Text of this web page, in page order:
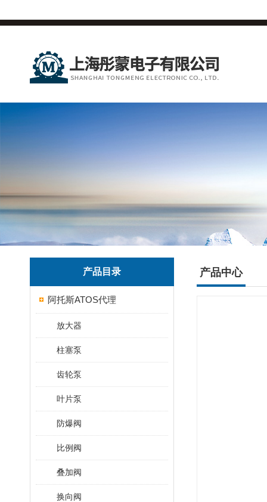
产品目录
阿托斯ATOS代理
放大器
柱塞泵
齿轮泵
叶片泵
防爆阀
比例阀
叠加阀
换向阀
产品中心